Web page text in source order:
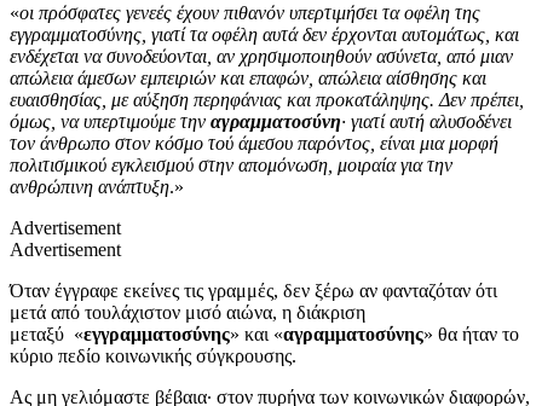
«οι πρόσφατες γενεές έχουν πιθανόν υπερτιμήσει τα οφέλη της
εγγραμματοσύνης, γιατί τα οφέλη αυτά δεν έρχονται αυτομάτως, και
ενδέχεται να συνοδεύονται, αν χρησιμοποιηθούν ασύνετα, από μιαν
απώλεια άμεσων εμπειριών και επαφών, απώλεια αίσθησης και
ευαισθησίας, με αύξηση περηφάνιας και προκατάληψης. Δεν πρέπει,
όμως, να υπερτιμούμε την αγραμματοσύνη· γιατί αυτή αλυσοδένει
τον άνθρωπο στον κόσμο τού άμεσου παρόντος, είναι μια μορφή
πολιτισμικού εγκλεισμού στην απομόνωση, μοιραία για την
ανθρώπινη ανάπτυξη.»
Advertisement
Advertisement
Όταν έγγραφε εκείνες τις γραμμές, δεν ξέρω αν φανταζόταν ότι
μετά από τουλάχιστον μισό αιώνα, η διάκριση
μεταξύ «εγγραμματοσύνης» και «αγραμματοσύνης» θα ήταν το
κύριο πεδίο κοινωνικής σύγκρουσης.
Ας μη γελιόμαστε βέβαια· στον πυρήνα των κοινωνικών διαφορών,